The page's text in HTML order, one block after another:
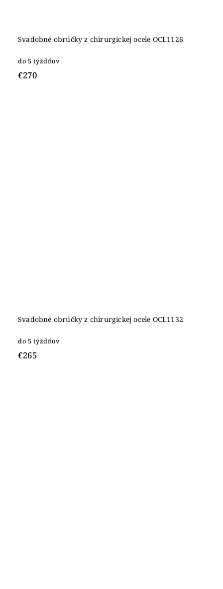
Svadobné obrúčky z chirurgickej ocele OCL1126
do 5 týždňov
€270
Svadobné obrúčky z chirurgickej ocele OCL1132
do 5 týždňov
€265